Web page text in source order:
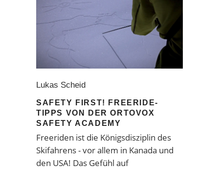
Lukas Scheid
SAFETY FIRST! FREERIDE-
TIPPS VON DER ORTOVOX
SAFETY ACADEMY
Freeriden ist die Königsdisziplin des
Skifahrens - vor allem in Kanada und
den USA! Das Gefühl auf